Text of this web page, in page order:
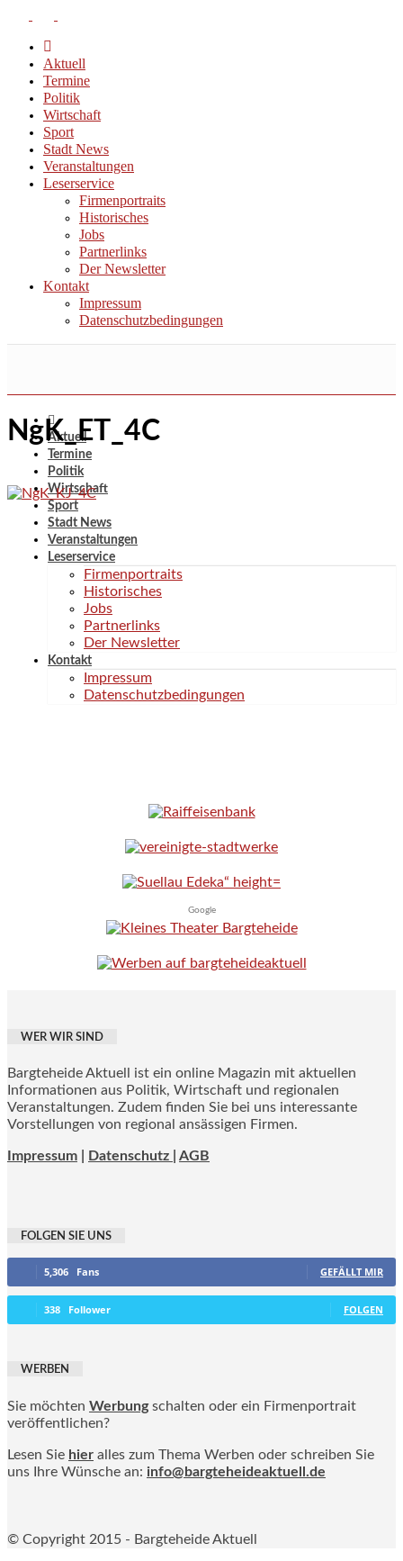
Aktuell
Termine
Politik
Wirtschaft
Sport
Stadt News
Veranstaltungen
Leserservice
Firmenportraits
Historisches
Jobs
Partnerlinks
Der Newsletter
Kontakt
Impressum
Datenschutzbedingungen
Aktuell
Termine
Politik
Wirtschaft
Sport
Stadt News
Veranstaltungen
Leserservice
Firmenportraits
Historisches
Jobs
Partnerlinks
Der Newsletter
Kontakt
Impressum
Datenschutzbedingungen
NgK_ET_4C
Google
WER WIR SIND
Bargteheide Aktuell ist ein online Magazin mit aktuellen
Informationen aus Politik, Wirtschaft und regionalen
Veranstaltungen. Zudem finden Sie bei uns interessante
Vorstellungen von regional ansässigen Firmen.
Impressum Datenschutz | AGB
FOLGEN SIE UNS
5,306 Fans GEFÄLLT MIR
338 Follower FOLGEN
WERBEN
Sie möchten Werbung schalten oder ein Firmenportrait
veröffentlichen?
Lesen Sie hier alles zum Thema Werben oder schreiben Sie
uns Ihre Wünsche an: info@bargteheideaktuell.de
© Copyright 2015 - Bargteheide Aktuell